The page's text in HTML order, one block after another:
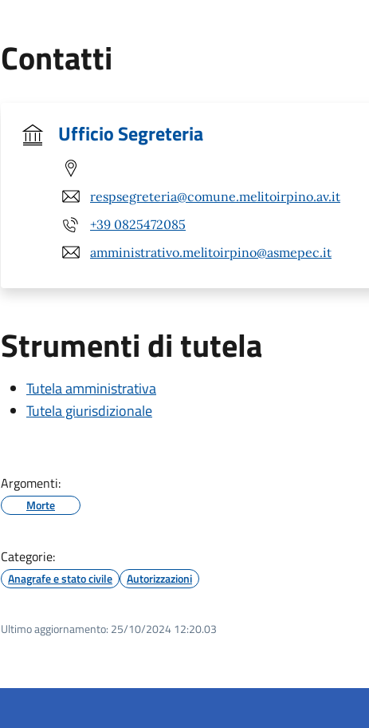
Contatti
Ufficio Segreteria
respsegreteria@comune.melitoirpino.av.it
+39 0825472085
amministrativo.melitoirpino@asmepec.it
Strumenti di tutela
Tutela amministrativa
Tutela giurisdizionale
Argomenti:
Morte
Categorie:
Anagrafe e stato civile Autorizzazioni
Ultimo aggiornamento: 25/10/2024 12:20.03